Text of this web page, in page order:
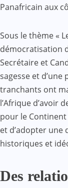
Panafricain aux
Sous le thème «
démocratisation
Secrétaire et
sagesse et
tranchants ont
l’Afrique d’avoir
pour le
et d’adopter une
historiques et
Des